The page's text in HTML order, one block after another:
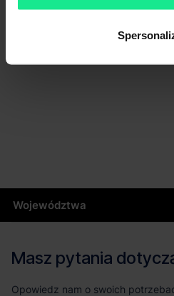
Województwa
Masz pytania
Opowiedz nam o swoich